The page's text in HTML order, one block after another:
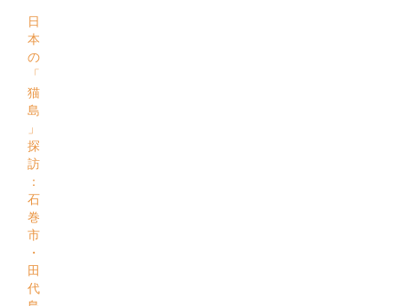
日
本
の
「
猫
島
」
探
訪
：
石
巻
市
・
田
代